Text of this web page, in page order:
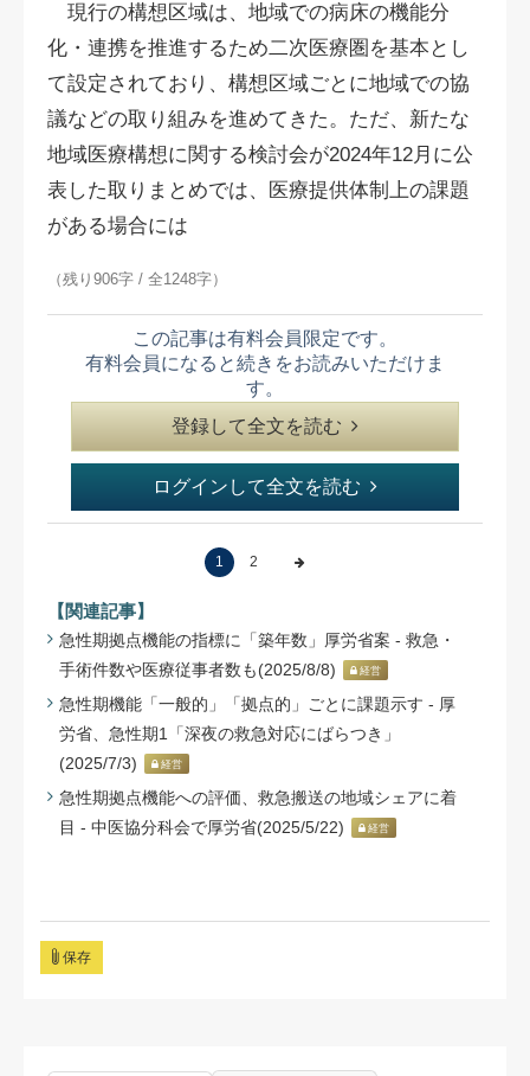
現行の構想区域は、地域での病床の機能分
化・連携を推進するため二次医療圏を基本とし
て設定されており、構想区域ごとに地域での協
議などの取り組みを進めてきた。ただ、新たな
地域医療構想に関する検討会が2024年12月に公
表した取りまとめでは、医療提供体制上の課題
がある場合には
（残り906字 / 全1248字）
この記事は有料会員限定です。
有料会員になると続きをお読みいただけま
す。
登録して全文を読む
ログインして全文を読む
1 2
【関連記事】
急性期拠点機能の指標に「築年数」厚労省案 - 救急・
手術件数や医療従事者数も(2025/8/8)
経営
急性期機能「一般的」「拠点的」ごとに課題示す - 厚
労省、急性期1「深夜の救急対応にばらつき」
(2025/7/3)
経営
急性期拠点機能への評価、救急搬送の地域シェアに着
目 - 中医協分科会で厚労省(2025/5/22)
経営
保存